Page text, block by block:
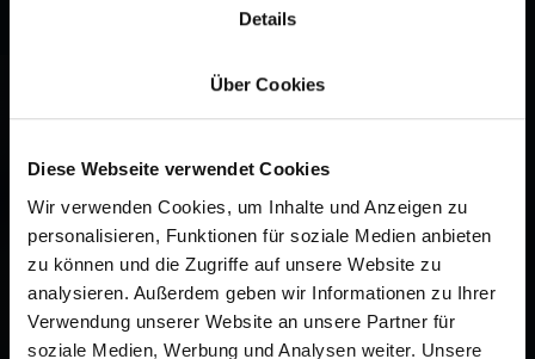
Details
Über Cookies
Diese Webseite verwendet Cookies
Wir verwenden Cookies, um Inhalte und Anzeigen zu
personalisieren, Funktionen für soziale Medien anbieten
zu können und die Zugriffe auf unsere Website zu
analysieren. Außerdem geben wir Informationen zu Ihrer
Verwendung unserer Website an unsere Partner für
soziale Medien, Werbung und Analysen weiter. Unsere